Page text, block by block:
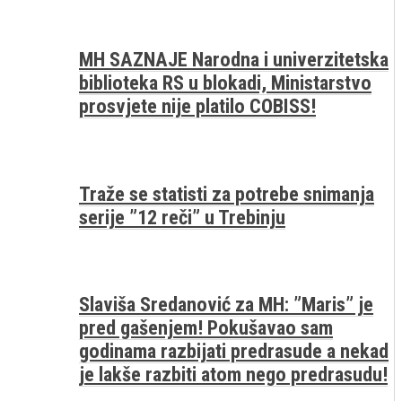
MH SAZNAJE Narodna i univerzitetska
biblioteka RS u blokadi, Ministarstvo
prosvjete nije platilo COBISS!
Traže se statisti za potrebe snimanja
serije ”12 reči” u Trebinju
Slaviša Sredanović za MH: ”Maris” je
pred gašenjem! Pokušavao sam
godinama razbijati predrasude a nekad
je lakše razbiti atom nego predrasudu!